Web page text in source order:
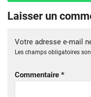
Laisser un
Votre adresse e-mail
Les champs obligatoires
Commentaire *